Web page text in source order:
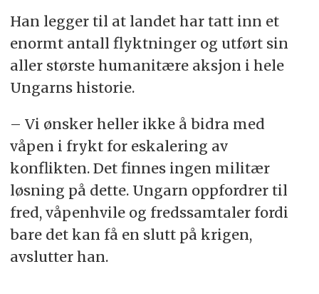
Han legger til at landet har tatt inn et
enormt antall flyktninger og utført sin
aller største humanitære aksjon i hele
Ungarns historie.
– Vi ønsker heller ikke å bidra med
våpen i frykt for eskalering av
konflikten. Det finnes ingen militær
løsning på dette. Ungarn oppfordrer til
fred, våpenhvile og fredssamtaler fordi
bare det kan få en slutt på krigen,
avslutter han.